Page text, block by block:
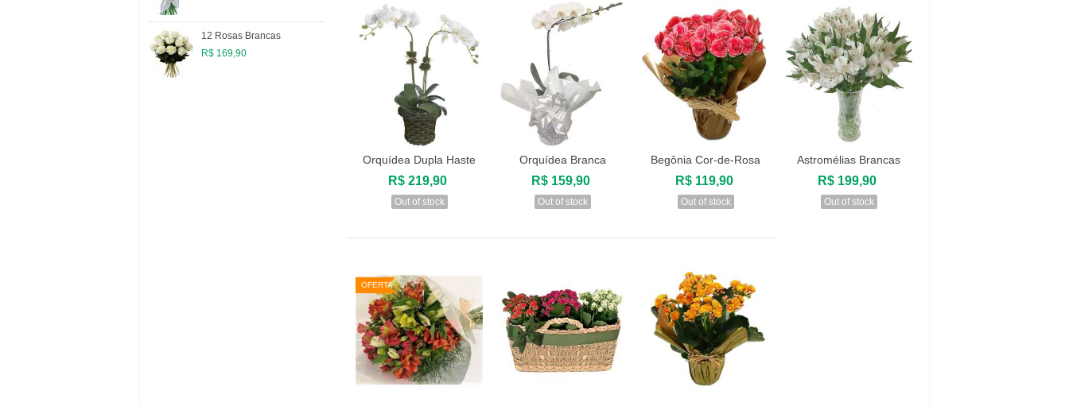
12 Rosas Brancas
R$ 169,90
12 Rosas Cor de Rosa
R$ 169,90
Visualizar
Orquídea Dupla Haste
R$ 219,90
Out of stock
Visualizar
Orquídea Branca
R$ 159,90
Out of stock
Visualizar
Begônia Cor-de-Rosa
R$ 119,90
Out of stock
Visualizar
Astromélias Brancas
R$ 199,90
Out of stock
OFERTA